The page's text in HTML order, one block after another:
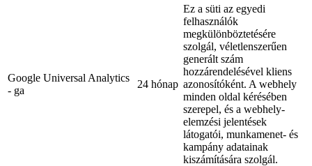
Google Universal Analytics
- ga
24 hónap
Ez a süti az egyedi
felhasználók
megkülönböztetésére
szolgál, véletlenszerűen
generált szám
hozzárendelésével kliens
azonosítóként. A webhely
minden oldal kérésében
szerepel, és a webhely-
elemzési jelentések
látogatói, munkamenet- és
kampány adatainak
kiszámítására szolgál.